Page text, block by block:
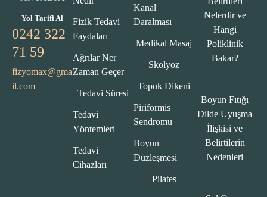
Yol Tarifi Al
0242 322
71 59
fizyomax@gma
il.com
Fizik Tedavi
Faydaları
Ağrılar Ner
Zaman Geçer
Tedavi Süresi
Tedavi
Yöntemleri
Tedavi
Cihazları
Kanal
Daralması
Medikal Masaj
Skolyoz
Topuk Dikeni
Piriformis
Sendromu
Boyun
Düzleşmesi
Pilates
Nelerdir ve
Hangi
Poliklinik
Bakar?
Boyun Fıtığı
Dilde Uyuşma
İlişkisi ve
Belirtilerin
Nedenleri